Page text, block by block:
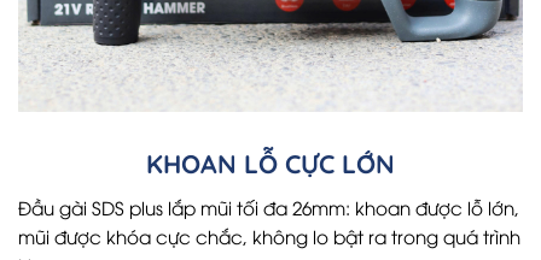
KHOAN LỖ CỰC LỚN
Đầu gài SDS plus lắp mũi tối đa 26mm: khoan được lỗ lớn,
mũi được khóa cực chắc, không lo bật ra trong quá trình